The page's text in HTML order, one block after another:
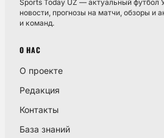
Sports Today UZ — актуальный футбол
новости, прогнозы на матчи, обзоры и
и команд.
О НАС
О проекте
Редакция
Контакты
База знаний